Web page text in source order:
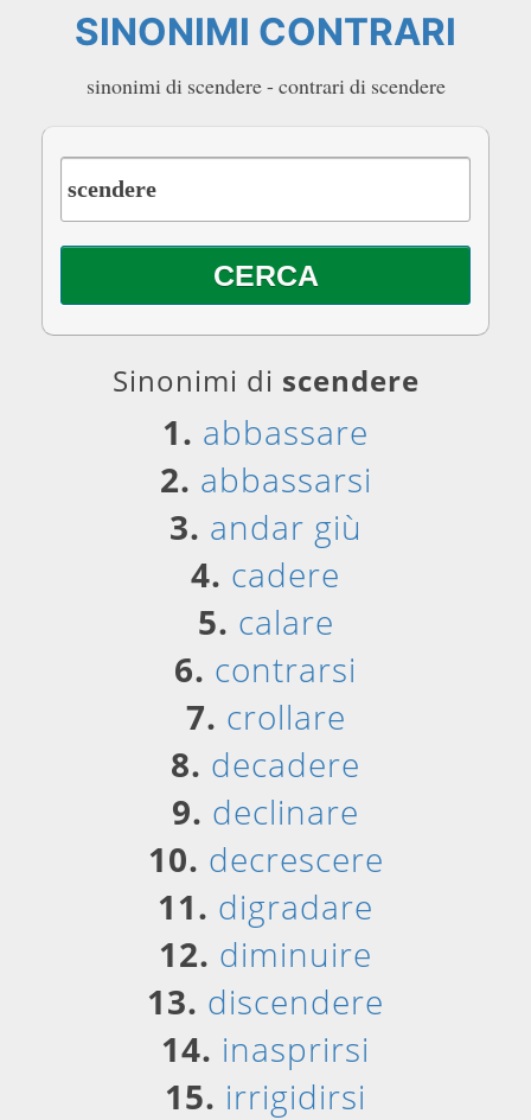
SINONIMI CONTRARI
sinonimi di scendere - contrari di scendere
Sinonimi di scendere
1. abbassare
2. abbassarsi
3. andar giù
4. cadere
5. calare
6. contrarsi
7. crollare
8. decadere
9. declinare
10. decrescere
11. digradare
12. diminuire
13. discendere
14. inasprirsi
15. irrigidirsi